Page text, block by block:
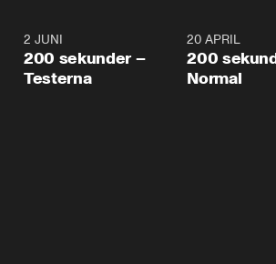
5:00
4:23
2 JUNI
200 sekunder –
Testerna
20 APRIL
200
Normal